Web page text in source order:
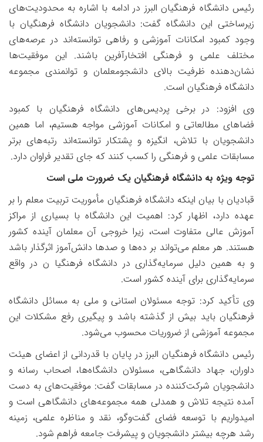
رئیس دانشگاه فرهنگیان البرز در ادامه با اشاره به محدودیت‌های
زیرساختی این دانشگاه گفت: دانشجویان دانشگاه فرهنگیان با
وجود کمبود امکانات آموزشی و رفاهی توانسته‌اند در عرصه‌های
مختلف علمی و فرهنگی افتخارآفرین باشند. این موفقیت‌ها
نشان‌دهنده ظرفیت بالای دانشجومعلمان و توانمندی مجموعه
دانشگاه فرهنگیان است.
وی افزود: در برخی پردیس‌های دانشگاه فرهنگیان با کمبود
فضاهای مطالعاتی و امکانات آموزشی مواجه هستیم، اما همین
دانشجویان با تلاش، انگیزه و پشتکار توانسته‌اند رتبه‌های برتر
مسابقات علمی و فرهنگی را کسب کنند که جای تقدیر فراوان دارد.
توجه ویژه به دانشگاه فرهنگیان یک ضرورت ملی است
قبادیان با بیان اینکه دانشگاه فرهنگیان مأموریت تربیت معلم را بر
عهده دارد، اظهار کرد: اهمیت این دانشگاه با بسیاری از مراکز
آموزش عالی متفاوت است، زیرا خروجی آن معلمان آینده کشور
هستند. هر معلم می‌تواند بر ده‌ها و صدها دانش‌آموز اثرگذار باشد
و به همین دلیل سرمایه‌گذاری در دانشگاه فرهنگیا ن در واقع
سرمایه‌گذاری برای آینده کشور است.
وی تأکید کرد: توجه مسئولان استانی و ملی به مسائل دانشگاه
فرهنگیان باید بیش از گذشته باشد و پیگیری رفع مشکلات این
مجموعه آموزشی از ضروریات محسوب می‌شود.
رئیس دانشگاه فرهنگیان البرز در پایان با قدردانی از اعضای هیئت
داوران، جهاد دانشگاهی، مسئولان دانشگاه‌ها، اصحاب رسانه و
دانشجویان شرکت‌کننده در مسابقات گفت: موفقیت‌های به دست
آمده نتیجه تلاش و همدلی همه مجموعه‌های دانشگاهی است و
امیدواریم با توسعه فضای گفت‌وگو، نقد و مناظره علمی، زمینه
رشد هرچه بیشتر دانشجویان و پیشرفت جامعه فراهم شود.